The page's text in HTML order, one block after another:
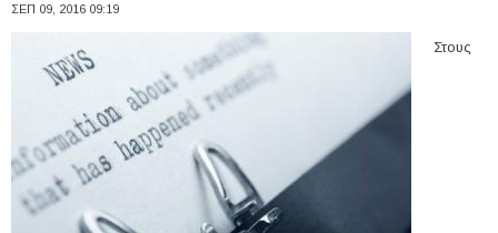
ΣΕΠ 09, 2016 09:19
Στους